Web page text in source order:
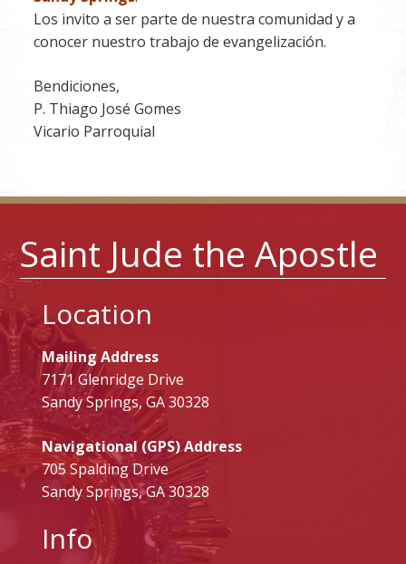
Los invito a ser parte de nuestra comunidad y a
conocer nuestro trabajo de evangelización.
Bendiciones,
P. Thiago José Gomes
Vicario Parroquial
Saint Jude the Apostle
Location
Mailing Address
7171 Glenridge Drive
Sandy Springs, GA 30328
Navigational (GPS) Address
705 Spalding Drive
Sandy Springs, GA 30328
Info